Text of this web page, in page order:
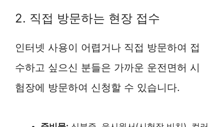
2. 직접 방문하는 현장 접수
인터넷 사용이 어렵거나 직접 방문하여 접
수하고 싶으신 분들은 가까운 운전면허 시
험장에 방문하여 신청할 수 있습니다.